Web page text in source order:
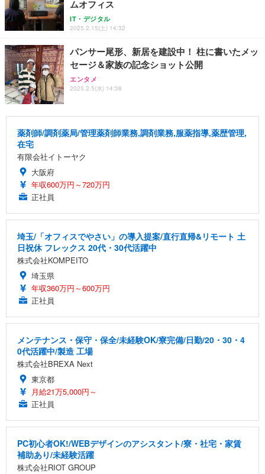
ムオフィス
IT・デジタル
2025.2.15(土) 14:32
パンサー尾形、新居を建設中！ 柱に書いたメッ
セージ＆家族の記念ショット公開
エンタメ
2025.2.5(水) 14:38
薬剤師/調剤薬局/管理薬剤師業務,調剤業務,服薬指導,薬歴管理,
在宅
有限会社イトーヤク
大阪府
年収600万円～720万円
正社員
埼玉/「オフィスでやさい」の導入提案/直行直帰&リモート 土
日祝休 フレックス 20代・30代活躍中
株式会社KOMPEITO
埼玉県
年収360万円～600万円
正社員
メンテナンス・保守・保全/未経験OK/寮完備/日勤/20・30・4
0代活躍中/製造 工場
株式会社BREXA Next
東京都
月給21万5,000円～
正社員
PC初心者OK!/WEBデザインのアシスタント/寮・社宅・家賃
補助あり/未経験活躍
株式会社RIOT GROUP